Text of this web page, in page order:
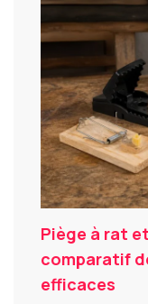
Piège à rat
comparatif
efficaces